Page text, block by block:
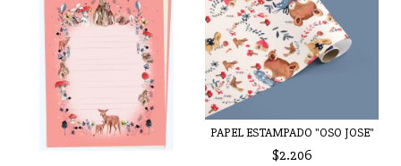
PAPEL ESTAMPADO "OSO JOSE"
$2.206